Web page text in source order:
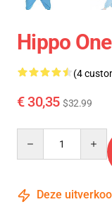
Hippo
(4
€ 30,35 $32.99
Deze